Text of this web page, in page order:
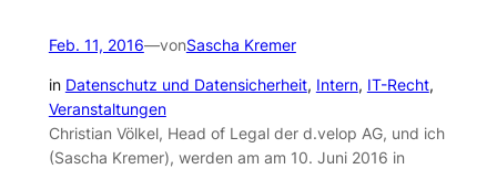
Feb. 11, 2016—vonSascha Kremer
in Datenschutz und Datensicherheit, Intern, IT-Recht
Veranstaltungen
Christian Völkel, Head of Legal der d.velop AG, und ich
(Sascha Kremer), werden am am 10. Juni 2016 in